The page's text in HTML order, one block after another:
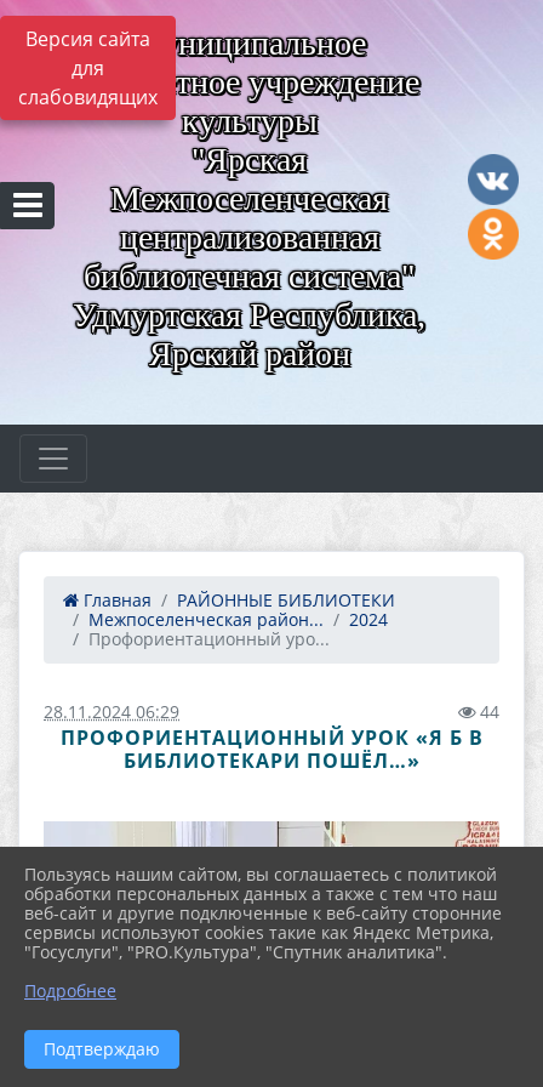
Версия сайта
для
слабовидящих
Муниципальное
бюджетное учреждение
культуры
"Ярская
Межпоселенческая
централизованная
библиотечная система"
Удмуртская Республика,
Ярский район
Главная
РАЙОННЫЕ БИБЛИОТЕКИ
Межпоселенческая район...
2024
Профориентационный уро...
28.11.2024 06:29 44
ПРОФОРИЕНТАЦИОННЫЙ УРОК «Я Б В
БИБЛИОТЕКАРИ ПОШЁЛ…»
Пользуясь нашим сайтом, вы соглашаетесь с политикой
обработки персональных данных а также с тем что наш
веб-сайт и другие подключенные к веб-сайту сторонние
сервисы используют cookies такие как Яндекс Метрика,
"Госуслуги", "PRO.Культура", "Спутник аналитика".
Подробнее
Подтверждаю